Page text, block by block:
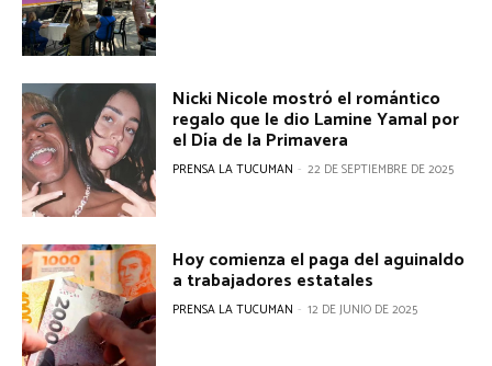
Nicki Nicole mostró el romántico
regalo que le dio Lamine Yamal por
el Día de la Primavera
PRENSA LA TUCUMAN - 22 DE SEPTIEMBRE DE 2025
Hoy comienza el paga del aguinaldo
a trabajadores estatales
PRENSA LA TUCUMAN - 12 DE JUNIO DE 2025